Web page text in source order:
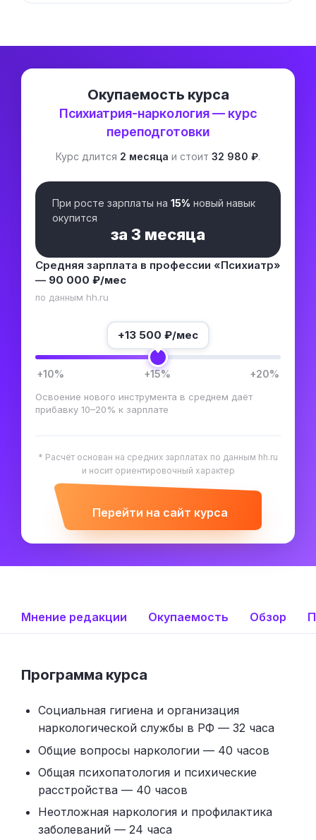
Окупаемость курса
Психиатрия-наркология — курс
переподготовки
Курс длится 2 месяца и стоит 32 980 ₽.
При росте зарплаты на 15% новый навык
окупится
за 3 месяца
Средняя зарплата в профессии «Психиатр»
— 90 000 ₽/мес
по данным hh.ru
+13 500 ₽/мес
+10% +15% +20%
Освоение нового инструмента в среднем даёт
прибавку 10–20% к зарплате
* Расчёт основан на средних зарплатах по данным hh.ru
и носит ориентировочный характер
Перейти на сайт курса
Мнение редакции Окупаемость Обзор
Программа курса
Социальная гигиена и организация
наркологической службы в РФ — 32 часа
Общие вопросы наркологии — 40 часов
Общая психопатология и психические
расстройства — 40 часов
Неотложная наркология и профилактика
заболеваний — 24 часа